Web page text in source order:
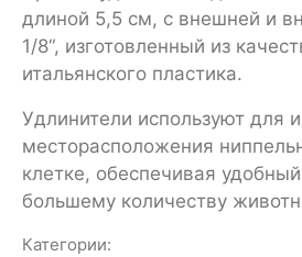
длиной 5,5 см, с внешней и
1/8“, изготовленный из
итальянского пластика.
Удлинители используют для
месторасположения
клетке, обеспечивая
большему количеству
Категории: